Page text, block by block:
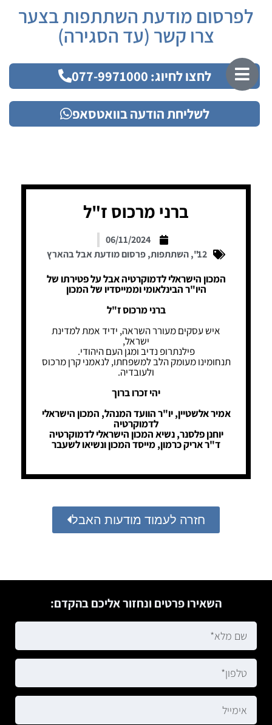
לפרסום מודעת השתתפות בצער
צרו קשר (עד הסגירה)
לחצו לחיוג: 077-9971000
לשליחת הודעה בוואטסאפ
ברני מרכוס ז"ל
06/11/2024
12"
,השתתפות,פרסום מודעת אבל בהארץ
המכון הישראלי לדמוקרטיה אבל על פטירתו של
היו"ר הבינלאומי וממייסדיו של המכון
ברני מרכוס ז"ל
איש עסקים מעורר השראה, ידיד אמת למדינת
ישראל,
פילנתרופ נדיב ומגן העם היהודי.
תנחומינו מעומק הלב למשפחתו, לנאמני קרן מרכוס
ולעובדיה.
יהי זכרו ברוך
אמיר אלשטיין, יו"ר הוועד המנהל, המכון הישראלי
לדמוקרטיה
יוחנן פלסנר, נשיא המכון הישראלי לדמוקרטיה
ד"ר אריק כרמון, מייסד המכון ונשיאו לשעבר
חזרה לעמוד מודעות האבל
השאירו פרטים ונחזור אליכם בהקדם: